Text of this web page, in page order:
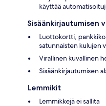
käyttää
Sisäänkirjautumisen
Luottokortti,
satunnaisten kulujen
Virallinen kuvallinen
Sisäänkirjautumisen
Lemmikit
Lemmikkejä ei sallita